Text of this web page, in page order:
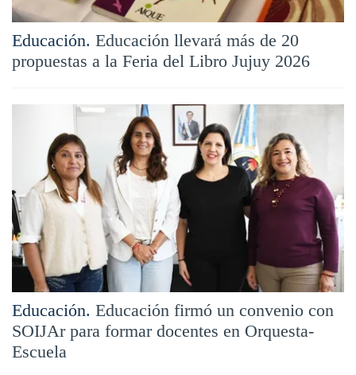
Educación. Educación llevará más de 20
propuestas a la Feria del Libro Jujuy 2026
Educación. Educación firmó un convenio con
SOIJAr para formar docentes en Orquesta-
Escuela